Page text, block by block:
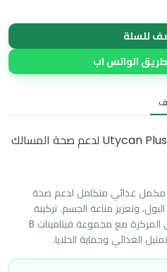
للسلة
الواتس اب
وتيكان بلس شوتس | Utycan Plus Shots لدعم صحة المسالك
الغذائي وحماية الخلايا.